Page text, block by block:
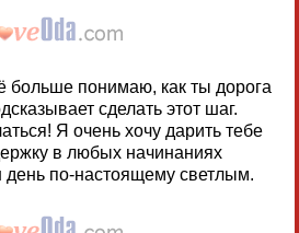
понимаю, как ты дорога
сделать этот шаг.
Я очень хочу дарить тебе
в любых начинаниях
по-настоящему светлым.